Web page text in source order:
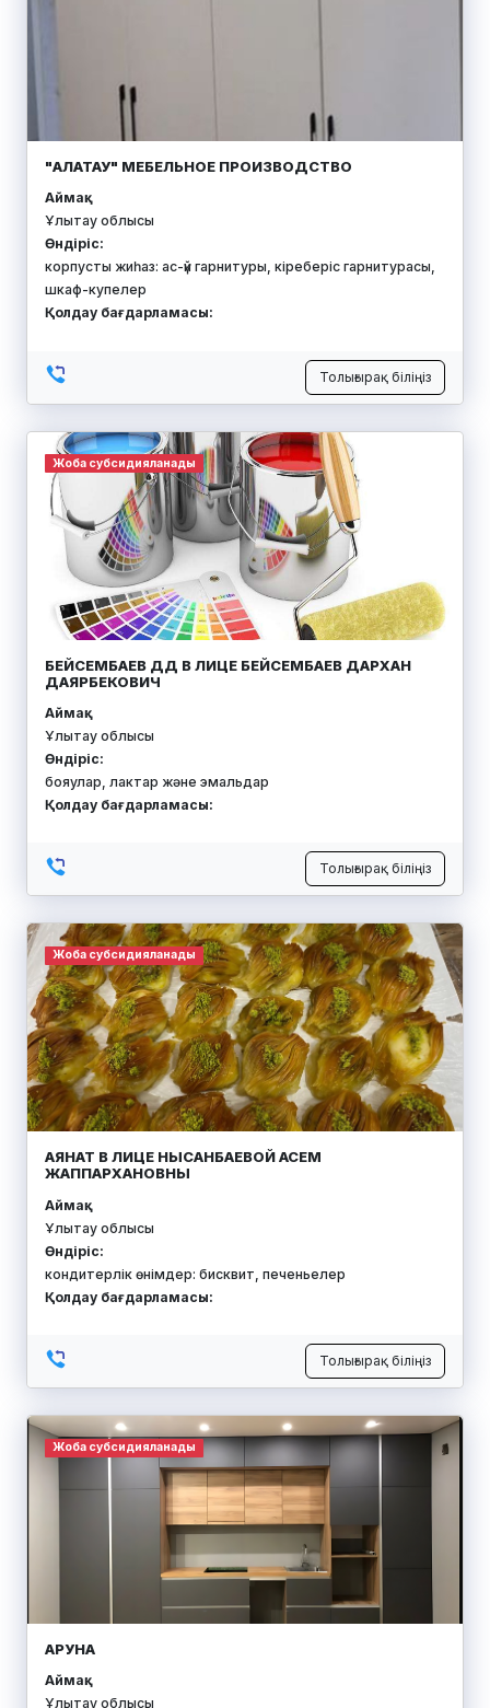
"АЛАТАУ" МЕБЕЛЬНОЕ ПРОИЗВОДСТВО
Аймақ:
Ұлытау облысы
Өндіріс:
корпусты жиһаз: ас-үй гарнитуры, кіреберіс гарнитурасы,
шкаф-купелер
Қолдау бағдарламасы:
Толығырақ біліңіз
Жоба субсидияланады
БЕЙСЕМБАЕВ ДД В ЛИЦЕ БЕЙСЕМБАЕВ ДАРХАН
ДАЯРБЕКОВИЧ
Аймақ:
Ұлытау облысы
Өндіріс:
бояулар, лактар ​​және эмальдар
Қолдау бағдарламасы:
Толығырақ біліңіз
Жоба субсидияланады
АЯНАТ В ЛИЦЕ НЫСАНБАЕВОЙ АСЕМ
ЖАППАРХАНОВНЫ
Аймақ:
Ұлытау облысы
Өндіріс:
кондитерлік өнімдер: бисквит, печеньелер
Қолдау бағдарламасы:
Толығырақ біліңіз
Жоба субсидияланады
АРУНА
Аймақ:
Ұлытау облысы